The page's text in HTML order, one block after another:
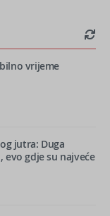
vrijeme
jutra: Duga
evo gdje su najveće